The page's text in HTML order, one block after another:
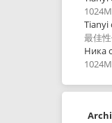
1024M
Tianyi
最佳
Ника
1024M